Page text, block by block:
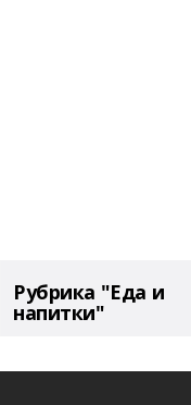
Рубрика "Еда и
напитки"